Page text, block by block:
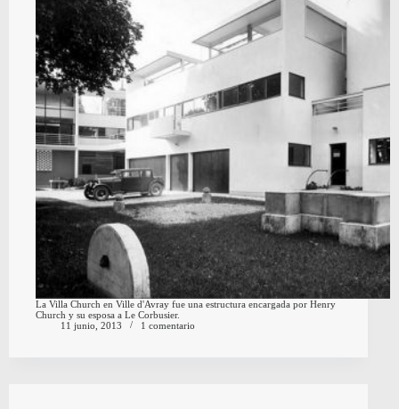
La Villa Church en Ville d'Avray fue una estructura encargada por Henry
Church y su esposa a Le Corbusier.
11 junio, 2013
1 comentario